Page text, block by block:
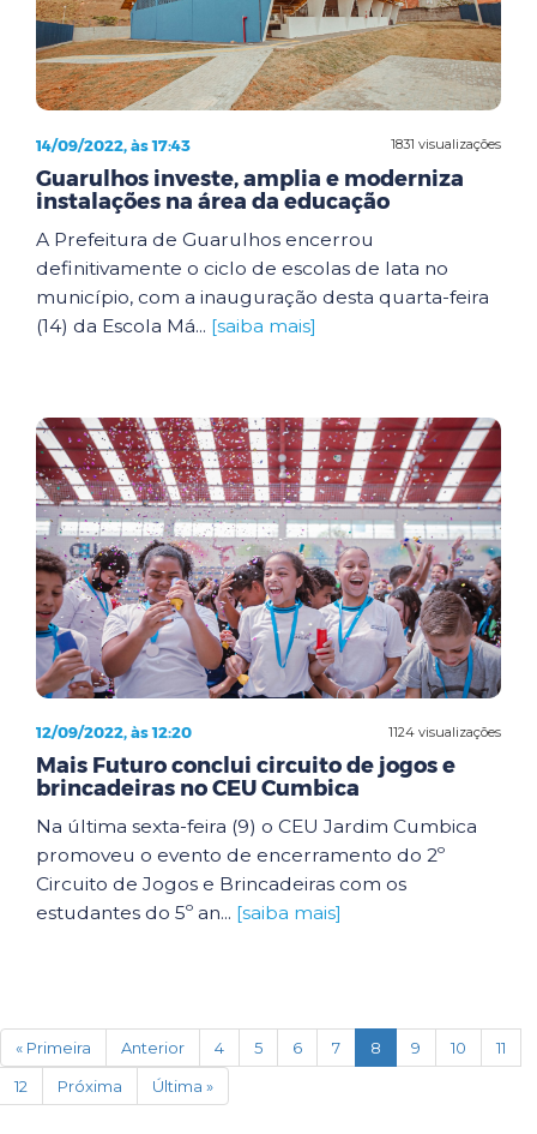
1831 visualizações
14/09/2022, às 17:43
Guarulhos investe, amplia e moderniza
instalações na área da educação
A Prefeitura de Guarulhos encerrou
definitivamente o ciclo de escolas de lata no
município, com a inauguração desta quarta-feira
(14) da Escola Má... [saiba mais]
1124 visualizações
12/09/2022, às 12:20
Mais Futuro conclui circuito de jogos e
brincadeiras no CEU Cumbica
Na última sexta-feira (9) o CEU Jardim Cumbica
promoveu o evento de encerramento do 2º
Circuito de Jogos e Brincadeiras com os
estudantes do 5º an... [saiba mais]
« Primeira Anterior 4 5 6 7 8 (current)
9 10
11
12
Próxima Última »